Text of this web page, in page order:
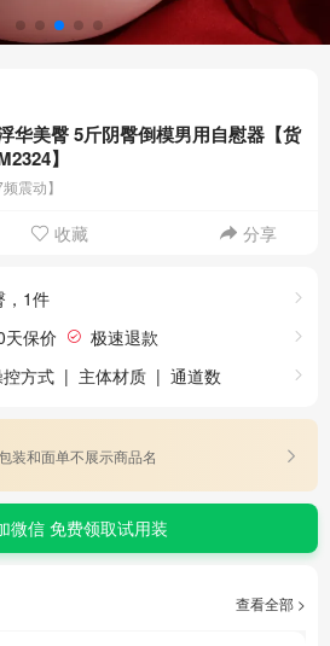
华美臀 5斤阴臀倒模男用自慰器【货
】
震动】
收藏 分享
，1件
天保价
极速退款
方式 | 主体材质 | 通道数
款特点 |
装和面单不展示商品名
微信 免费领取试用装
查看全部 >